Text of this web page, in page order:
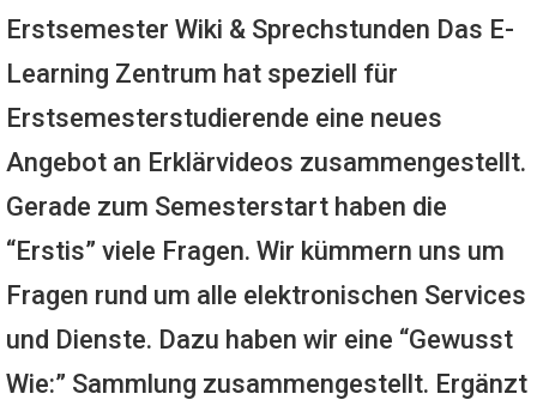
Erstsemester Wiki & Sprechstunden Das E-
Learning Zentrum hat speziell für
Erstsemesterstudierende eine neues
Angebot an Erklärvideos zusammengestellt.
Gerade zum Semesterstart haben die
“Erstis” viele Fragen. Wir kümmern uns um
Fragen rund um alle elektronischen Services
und Dienste. Dazu haben wir eine “Gewusst
Wie:” Sammlung zusammengestellt. Ergänzt